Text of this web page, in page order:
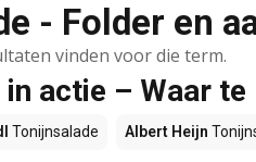
- Folder en
vinden voor die term.
actie – Waar te
Tonijnsalade Albert Heijn